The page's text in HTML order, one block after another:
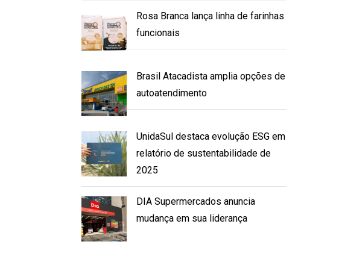
Rosa Branca lança linha de farinhas
funcionais
Brasil Atacadista amplia opções de
autoatendimento
UnidaSul destaca evolução ESG em
relatório de sustentabilidade de
2025
DIA Supermercados anuncia
mudança em sua liderança